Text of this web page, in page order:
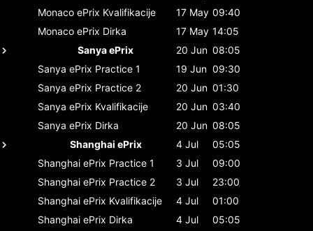
Monaco ePrix Kvalifikacije 17 May 09:40
Monaco ePrix Dirka 17 May 14:05
Sanya ePrix
20 Jun 08:05
Sanya ePrix Practice 1 19 Jun 09:30
Sanya ePrix Practice 2 20 Jun 01:30
Sanya ePrix Kvalifikacije 20 Jun 03:40
Sanya ePrix Dirka 20 Jun 08:05
Shanghai ePrix
4 Jul
05:05
Shanghai ePrix Practice 1 3 Jul
09:00
Shanghai ePrix Practice 2 3 Jul
23:00
Shanghai ePrix Kvalifikacije 4 Jul
01:00
Shanghai ePrix Dirka 4 Jul
05:05